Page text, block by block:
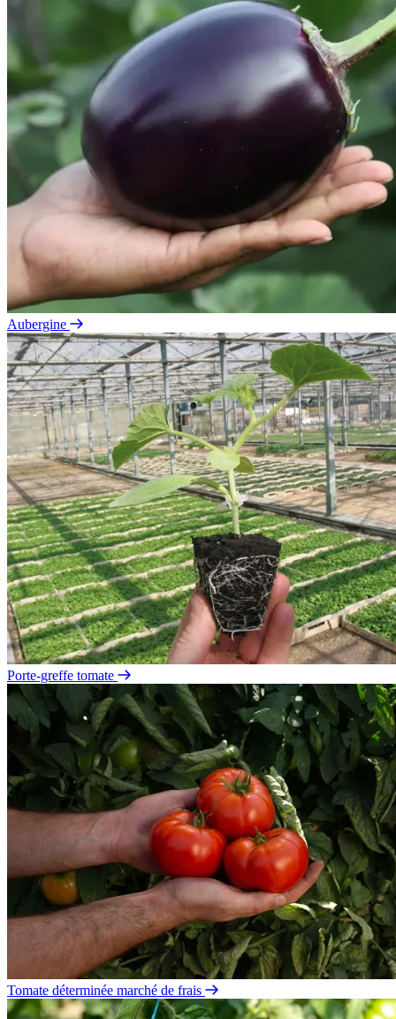
Aubergine
Porte-greffe tomate
Tomate déterminée marché de frais